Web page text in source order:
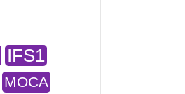
IFS1
MOCA